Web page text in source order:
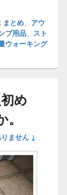
まとめ
アウ
プ用品
スト
ウォーキング
め
ません ↓